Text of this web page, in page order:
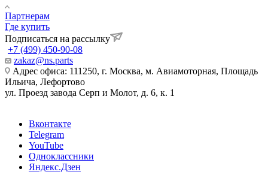
Партнерам
Где купить
Подписаться на рассылку
+7 (499) 450-90-08
zakaz@ns.parts
Адрес офиса: 111250, г. Москва, м. Авиамоторная, Площадь
Ильича, Лефортово
ул. Проезд завода Серп и Молот, д. 6, к. 1
Вконтакте
Telegram
YouTube
Одноклассники
Яндекс.Дзен